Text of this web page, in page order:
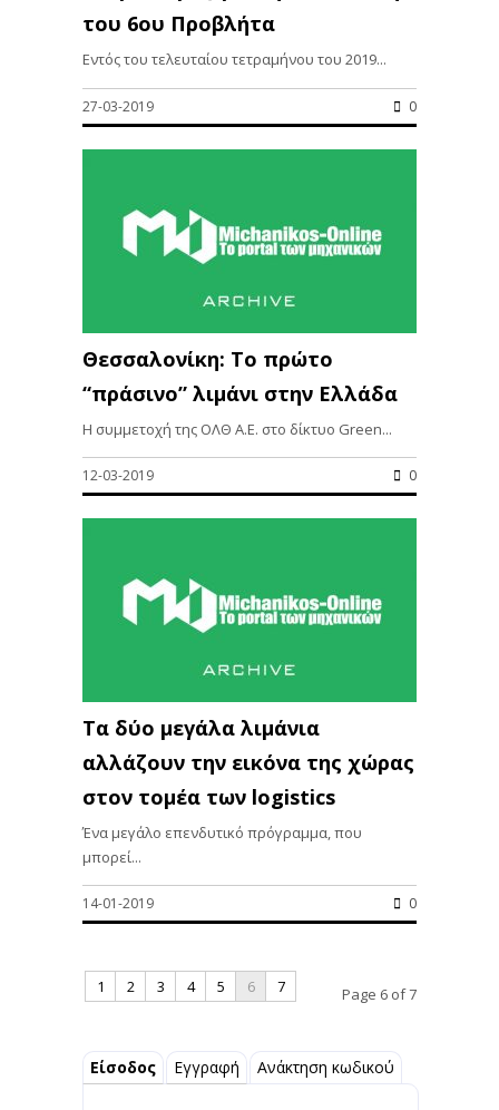
του 6ου Προβλήτα
Εντός του τελευταίου τετραμήνου του 2019...
27-03-2019 0
Θεσσαλονίκη: Το πρώτο
“πράσινο” λιμάνι στην Ελλάδα
Η συμμετοχή της ΟΛΘ Α.Ε. στο δίκτυο Green...
12-03-2019 0
Τα δύο μεγάλα λιμάνια
αλλάζουν την εικόνα της χώρας
στον τομέα των logistics
Ένα μεγάλο επενδυτικό πρόγραμμα, που
μπορεί...
14-01-2019 0
1 2 3 4 5 6 7 Page 6 of 7
Είσοδος Εγγραφή Ανάκτηση κωδικού